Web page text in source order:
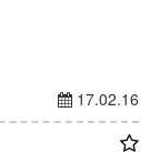
17.02.16